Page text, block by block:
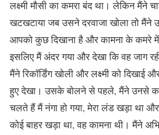
लक्ष्मी मौसी का कमरा बंद था। लेकिन मैंने
खटखटाया जब उसने दरवाजा खोला तो मैंने
आपको कुछ दिखाना है और कामना के कमरे
इसलिए मैं अंदर गया और देखा कि वह जाग
मैंने रिकॉर्डिंग खोली और लक्ष्मी को
हुए देखा। उसके बोलने से पहले, मैंने उनसे
चलते हैं मैं नंगा हो गया, मेरा लंड खड़ा था
कोई बाहर खड़ा था, वह कामना थी। मैंने